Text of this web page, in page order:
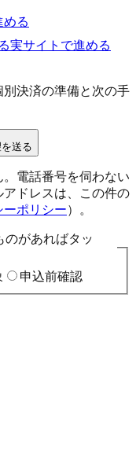
める
実サイトで進める
決済の準備と次の手
送る
電話番号を伺わない
ドレスは、この件の
ーポリシー）。
のがあればタッ
申込前確認